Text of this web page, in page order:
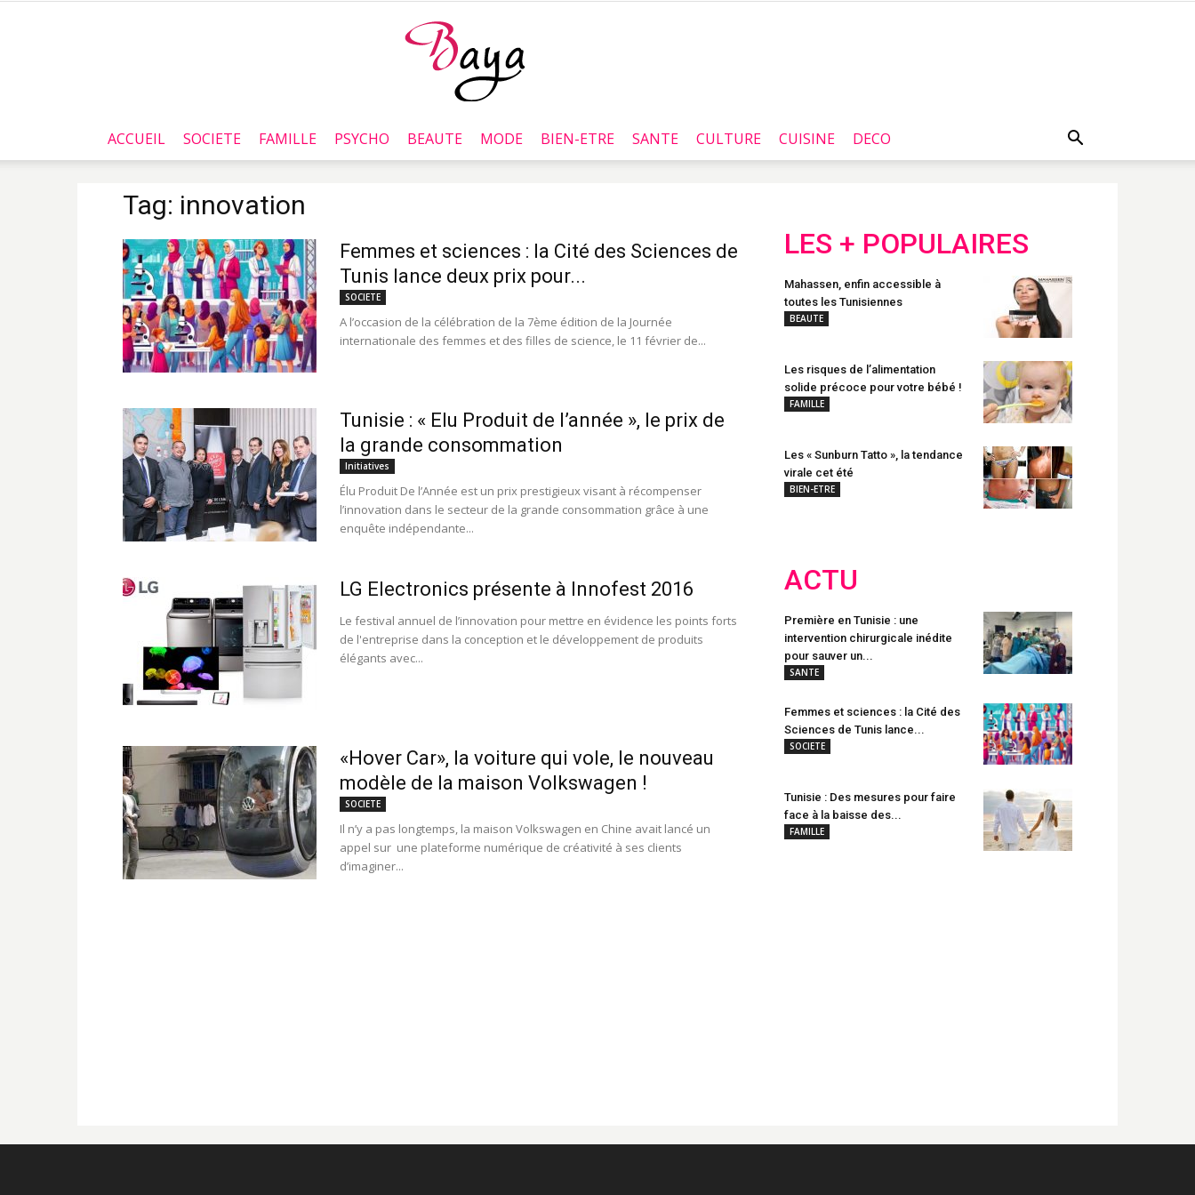
Baya.tn
ACCUEIL SOCIETE FAMILLE PSYCHO BEAUTE MODE BIEN-ETRE SANTE CULTURE CUISINE DECO
Tag: innovation
Femmes et sciences : la Cité des Sciences de
Tunis lance deux prix pour...
SOCIETE
A l’occasion de la célébration de la 7ème édition de la Journée
internationale des femmes et des filles de science, le 11 février de...
Tunisie : « Elu Produit de l’année », le prix de
la grande consommation
Initiatives
Élu Produit De l’Année est un prix prestigieux visant à récompenser
l’innovation dans le secteur de la grande consommation grâce à une
enquête indépendante...
LG Electronics présente à Innofest 2016
Le festival annuel de l’innovation pour mettre en évidence les points forts
de l'entreprise dans la conception et le développement de produits
élégants avec...
«Hover Car», la voiture qui vole, le nouveau
modèle de la maison Volkswagen !
SOCIETE
Il n’y a pas longtemps, la maison Volkswagen en Chine avait lancé un
appel sur une plateforme numérique de créativité à ses clients
d’imaginer...
LES + POPULAIRES
Mahassen, enfin accessible à
toutes les Tunisiennes
BEAUTE
Les risques de l’alimentation
solide précoce pour votre bébé !
FAMILLE
Les « Sunburn Tatto », la tendance
virale cet été
BIEN-ETRE
ACTU
Première en Tunisie : une
intervention chirurgicale inédite
pour sauver un...
SANTE
Femmes et sciences : la Cité des
Sciences de Tunis lance...
SOCIETE
Tunisie : Des mesures pour faire
face à la baisse des...
FAMILLE